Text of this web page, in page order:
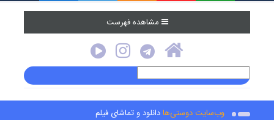
مشاهده فهرست
وب‌سایت دوستی‌هادانلود و تماشای فیلم